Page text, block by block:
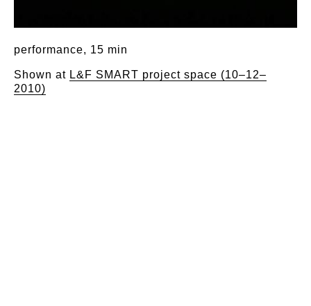
performance, 15 min
Shown at L&F SMART project space (10–12–
2010)